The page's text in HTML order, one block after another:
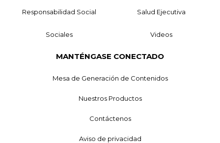
Responsabilidad Social Salud Ejecutiva
Sociales Videos
MANTÉNGASE CONECTADO
Mesa de Generación de Contenidos
Nuestros Productos
Contáctenos
Aviso de privacidad